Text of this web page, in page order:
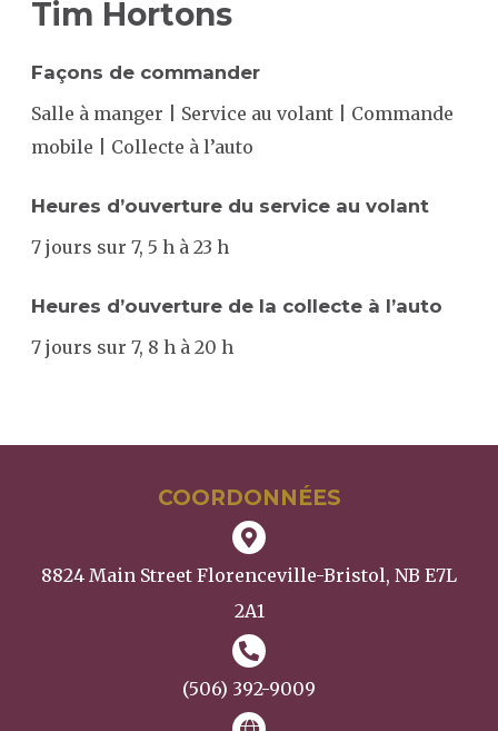
Tim Hortons
Façons de commander
Salle à manger | Service au volant | Commande
mobile | Collecte à l’auto
Heures d’ouverture du service au volant
7 jours sur 7, 5 h à 23 h
Heures d’ouverture de la collecte à l’auto
7 jours sur 7, 8 h à 20 h
COORDONNÉES
8824 Main Street Florenceville-Bristol, NB E7L
2A1
(506) 392-9009